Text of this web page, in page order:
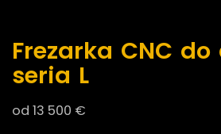
Frezarka CNC
seria L
od 13 500 €